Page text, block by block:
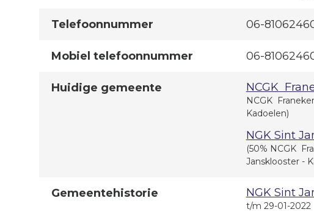
Telefoonnummer 06-
Mobiel telefoonnummer 06-
Huidige gemeente NCGK
NCGK
Kadoelen)
NGK Sint
(50% NCGK
Jansklooster -
Gemeentehistorie NGK Sint
t/m 29-01-2022